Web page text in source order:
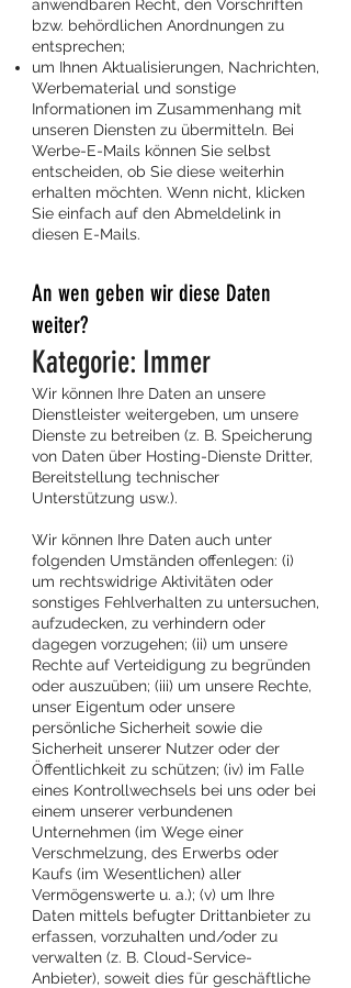
anwendbaren Recht, den Vorschriften
bzw. behördlichen Anordnungen zu
entsprechen;
um Ihnen Aktualisierungen, Nachrichten,
Werbematerial und sonstige
Informationen im Zusammenhang mit
unseren Diensten zu übermitteln. Bei
Werbe-E-Mails können Sie selbst
entscheiden, ob Sie diese weiterhin
erhalten möchten. Wenn nicht, klicken
Sie einfach auf den Abmeldelink in
diesen E-Mails.
An wen geben wir diese Daten
weiter?
Kategorie: Immer
Wir können Ihre Daten an unsere
Dienstleister weitergeben, um unsere
Dienste zu betreiben (z. B. Speicherung
von Daten über Hosting-Dienste Dritter,
Bereitstellung technischer
Unterstützung usw.).
Wir können Ihre Daten auch unter
folgenden Umständen offenlegen: (i)
um rechtswidrige Aktivitäten oder
sonstiges Fehlverhalten zu untersuchen,
aufzudecken, zu verhindern oder
dagegen vorzugehen; (ii) um unsere
Rechte auf Verteidigung zu begründen
oder auszuüben; (iii) um unsere Rechte,
unser Eigentum oder unsere
persönliche Sicherheit sowie die
Sicherheit unserer Nutzer oder der
Öffentlichkeit zu schützen; (iv) im Falle
eines Kontrollwechsels bei uns oder bei
einem unserer verbundenen
Unternehmen (im Wege einer
Verschmelzung, des Erwerbs oder
Kaufs (im Wesentlichen) aller
Vermögenswerte u. a.); (v) um Ihre
Daten mittels befugter Drittanbieter zu
erfassen, vorzuhalten und/oder zu
verwalten (z. B. Cloud-Service-
Anbieter), soweit dies für geschäftliche